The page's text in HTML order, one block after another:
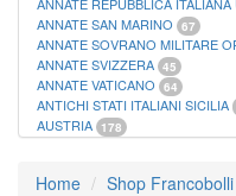
ANNATE SAN MARINO 67
ANNATE SOVRANO MILITARE
ANNATE SVIZZERA 45
ANNATE VATICANO 64
ANTICHI STATI ITALIANI SICILIA
AUSTRIA 178
CASTELROSSO 10
Home Shop Francobolli